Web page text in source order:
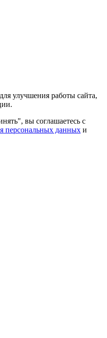
улучшения работы сайта,
вы соглашаетесь с
персональных данных и